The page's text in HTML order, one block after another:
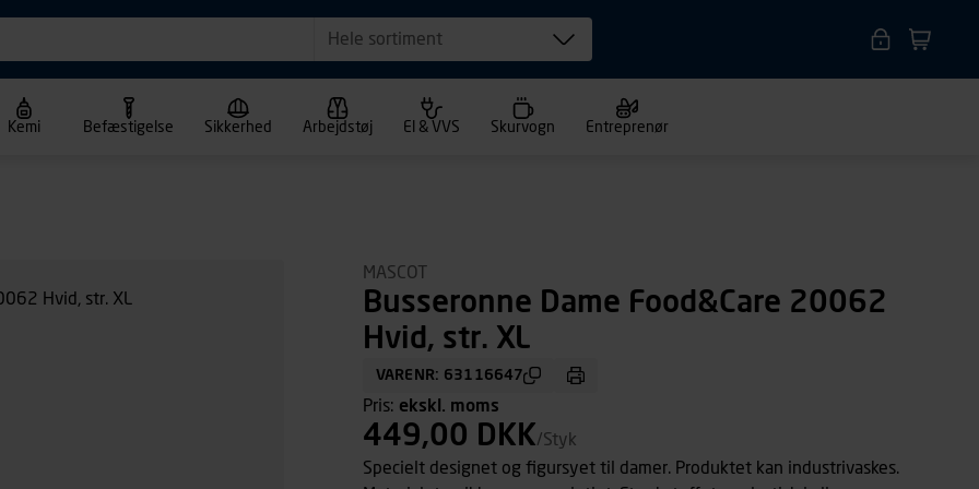
Hele sortiment
Kemi Befæstigelse Sikkerhed Arbejdstøj El & VVS Skurvogn Entreprenør
MASCOT
Busseronne Dame Food&Care 20062
Hvid, str. XL
VARENR: 63116647
Pris: ekskl. moms
449,00 DKK/Styk
Specielt designet og figursyet til damer. Produktet kan industrivaskes.